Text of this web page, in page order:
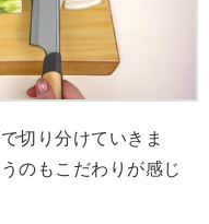
切り分けていきま
のもこだわりが感じ